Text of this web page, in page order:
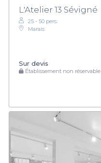
L'Atelier 13 Sévigné
25 - 50 pers.
Marais
Sur devis
Établissement non réservable